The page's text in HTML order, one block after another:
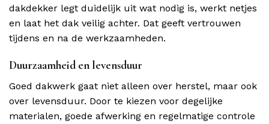
dakdekker legt duidelijk uit wat nodig is, werkt netjes
en laat het dak veilig achter. Dat geeft vertrouwen
tijdens en na de werkzaamheden.
Duurzaamheid en levensduur
Goed dakwerk gaat niet alleen over herstel, maar ook
over levensduur. Door te kiezen voor degelijke
materialen, goede afwerking en regelmatige controle